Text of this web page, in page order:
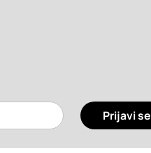
Prijavi se